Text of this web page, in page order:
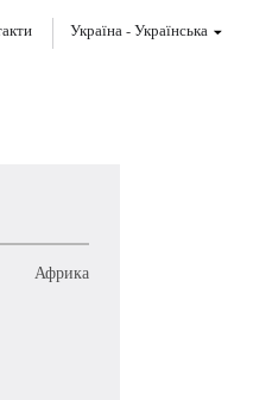
Україна-Українська
Африка